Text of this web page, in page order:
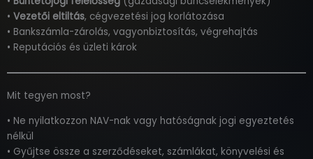
• Vezetői eltiltás, cégvezetési jog korlátozása
• Bankszámla-zárolás, vagyonbiztosítás, végrehajtás
• Reputációs és üzleti károk
Mit tegyen most?
• Ne nyilatkozzon NAV-nak vagy hatóságnak jogi egyeztetés
nélkül
• Gyűjtse össze a szerződéseket, számlákat, könyvelési és